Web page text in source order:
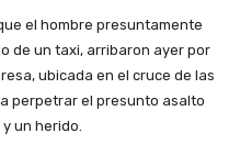
el hombre presuntamente
de un taxi, arribaron ayer por
ubicada en el cruce de las
perpetrar el presunto asalto
un herido.